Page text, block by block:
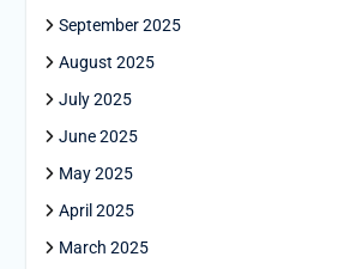
September 2025
August 2025
July 2025
June 2025
May 2025
April 2025
March 2025